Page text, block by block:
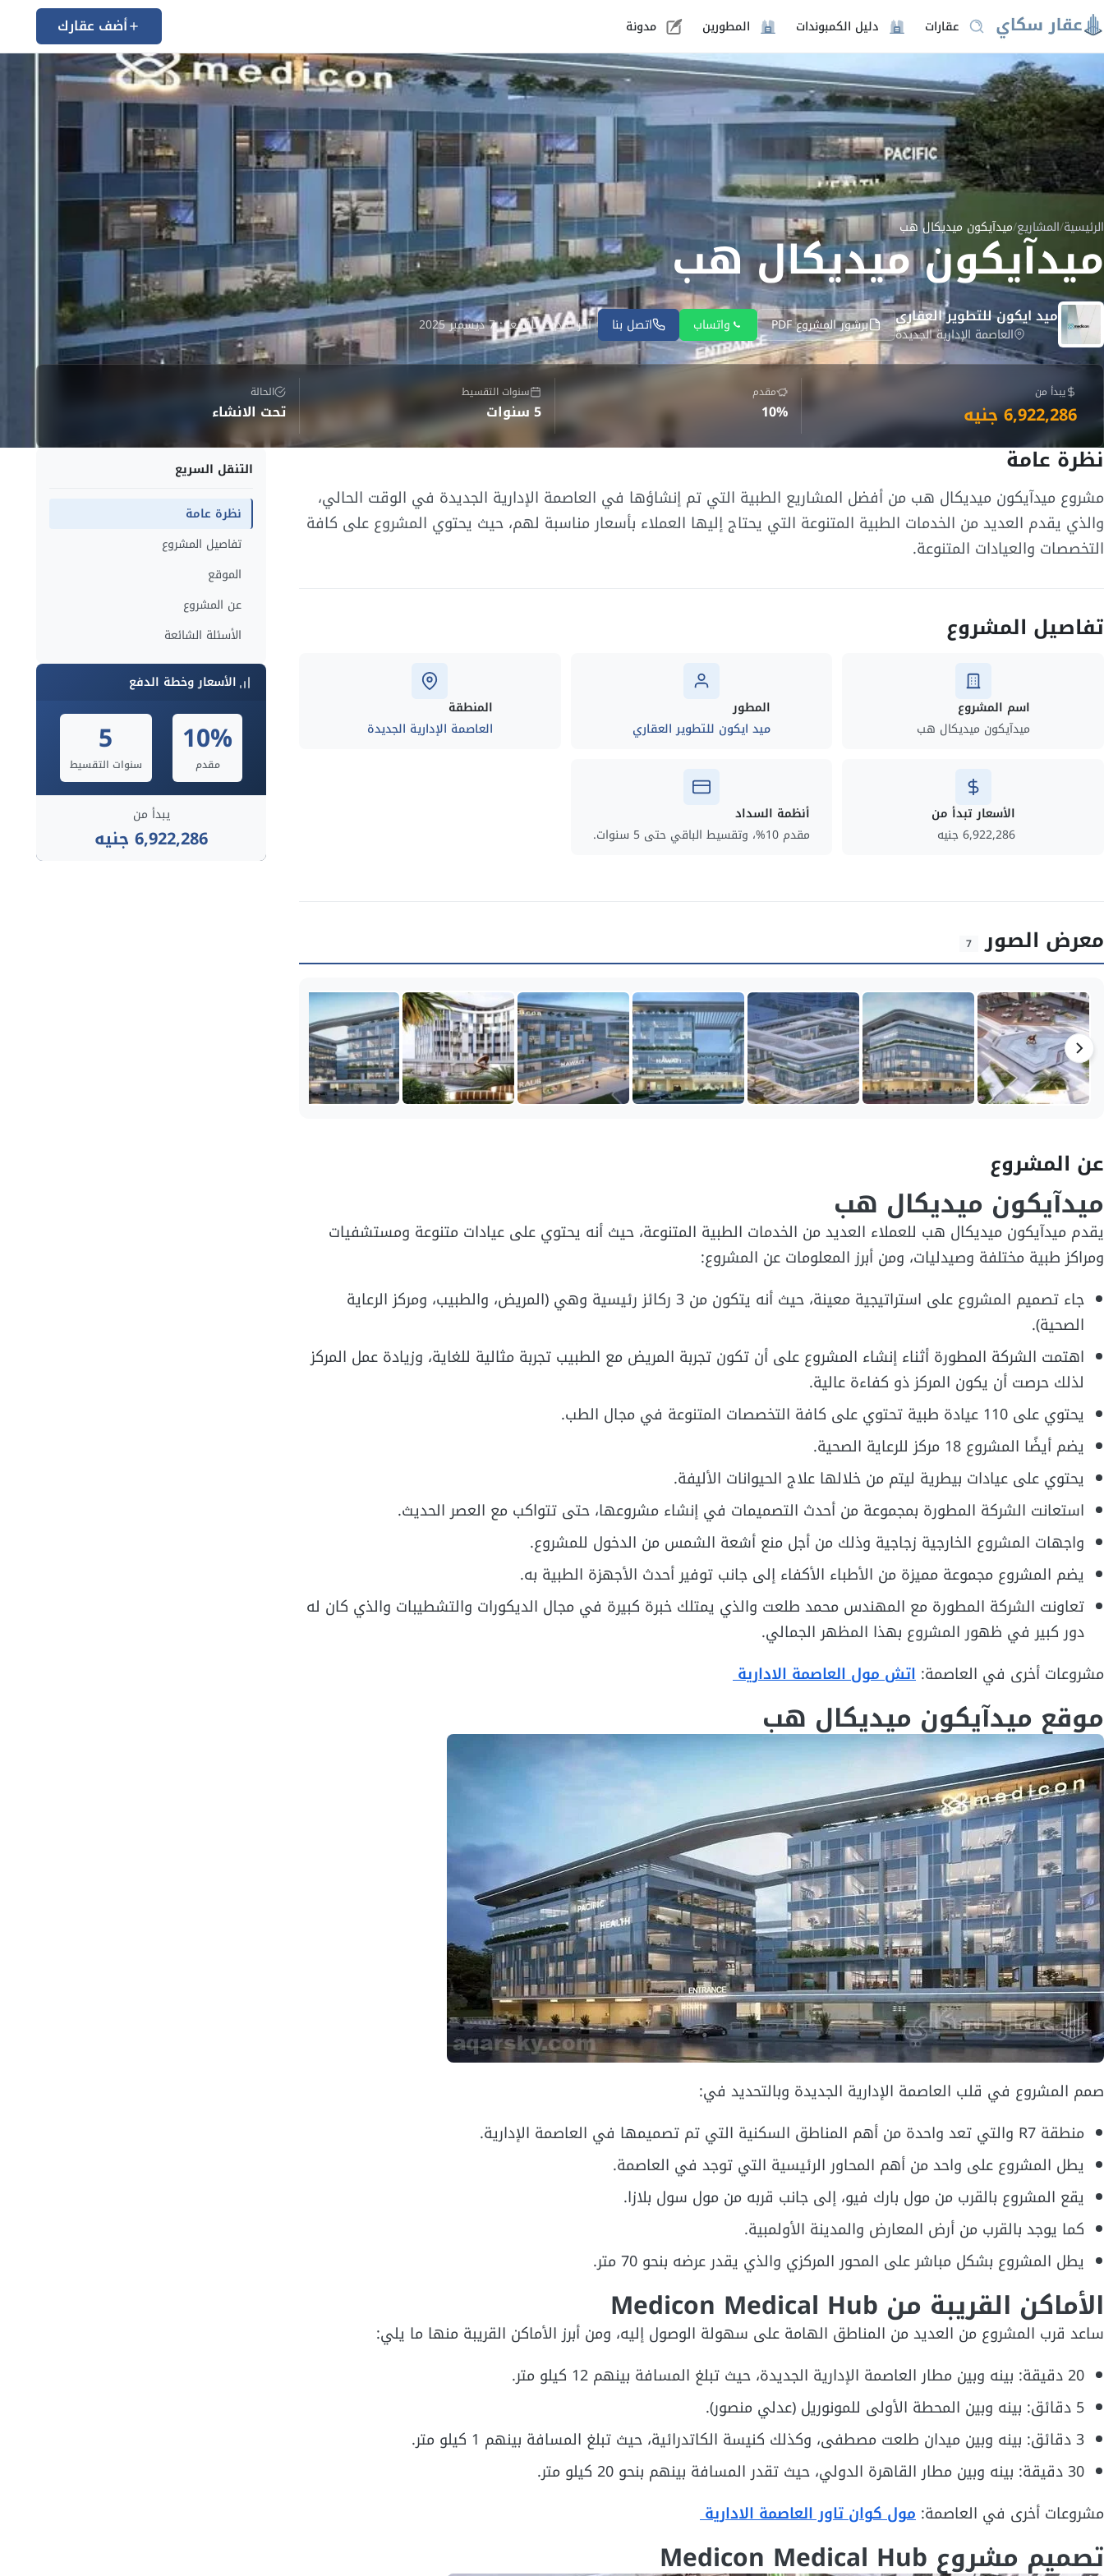
عقارات دليل الكمبوندات المطورين مدونة أضف عقارك
الرئيسية/المشاريع/ميدآيكون ميديكال هب
ميدآيكون ميديكال هب
برشور المشروع PDF واتساب اتصل بنا آخر تحديث للأسعار: 7 ديسمبر 2025 ميد ايكون للتطوير العقاري
العاصمة الإدارية الجديدة
يبدأ من
6,922,286 جنيه
مقدم
10%
سنوات التقسيط
5 سنوات
الحالة
تحت الانشاء
نظرة عامة
مشروع ميدآيكون ميديكال هب من أفضل المشاريع الطبية التي تم إنشاؤها في العاصمة الإدارية الجديدة في الوقت الحالي،
والذي يقدم العديد من الخدمات الطبية المتنوعة التي يحتاج إليها العملاء بأسعار مناسبة لهم، حيث يحتوي المشروع على كافة
التخصصات والعيادات المتنوعة.
تفاصيل المشروع
اسم المشروع
ميدآيكون ميديكال هب
المطور
ميد ايكون للتطوير العقاري
المنطقة
العاصمة الإدارية الجديدة
الأسعار تبدأ من
6,922,286 جنيه
أنظمة السداد
مقدم 10%، وتقسيط الباقي حتى 5 سنوات.
معرض الصور 7
عن المشروع
ميدآيكون ميديكال هب
يقدم ميدآيكون ميديكال هب للعملاء العديد من الخدمات الطبية المتنوعة، حيث أنه يحتوي على عيادات متنوعة ومستشفيات
ومراكز طبية مختلفة وصيدليات، ومن أبرز المعلومات عن المشروع:
جاء تصميم المشروع على استراتيجية معينة، حيث أنه يتكون من 3 ركائز رئيسية وهي (المريض، والطبيب، ومركز الرعاية
الصحية).
اهتمت الشركة المطورة أثناء إنشاء المشروع على أن تكون تجربة المريض مع الطبيب تجربة مثالية للغاية، وزيادة عمل المركز
لذلك حرصت أن يكون المركز ذو كفاءة عالية.
يحتوي على 110 عيادة طبية تحتوي على كافة التخصصات المتنوعة في مجال الطب.
يضم أيضًا المشروع 18 مركز للرعاية الصحية.
يحتوي على عيادات بيطرية ليتم من خلالها علاج الحيوانات الأليفة.
استعانت الشركة المطورة بمجموعة من أحدث التصميمات في إنشاء مشروعها، حتى تتواكب مع العصر الحديث.
واجهات المشروع الخارجية زجاجية وذلك من أجل منع أشعة الشمس من الدخول للمشروع.
يضم المشروع مجموعة مميزة من الأطباء الأكفاء إلى جانب توفير أحدث الأجهزة الطبية به.
تعاونت الشركة المطورة مع المهندس محمد طلعت والذي يمتلك خبرة كبيرة في مجال الديكورات والتشطيبات والذي كان له
دور كبير في ظهور المشروع بهذا المظهر الجمالي.
مشروعات أخرى في العاصمة: اتش مول العاصمة الادارية
موقع ميدآيكون ميديكال هب
صمم المشروع في قلب العاصمة الإدارية الجديدة وبالتحديد في:
منطقة R7 والتي تعد واحدة من أهم المناطق السكنية التي تم تصميمها في العاصمة الإدارية.
يطل المشروع على واحد من أهم المحاور الرئيسية التي توجد في العاصمة.
يقع المشروع بالقرب من مول بارك فيو، إلى جانب قربه من مول سول بلازا.
كما يوجد بالقرب من أرض المعارض والمدينة الأولمبية.
يطل المشروع بشكل مباشر على المحور المركزي والذي يقدر عرضه بنحو 70 متر.
الأماكن القريبة من Medicon Medical Hub
ساعد قرب المشروع من العديد من المناطق الهامة على سهولة الوصول إليه، ومن أبرز الأماكن القريبة منها ما يلي:
20 دقيقة: بينه وبين مطار العاصمة الإدارية الجديدة، حيث تبلغ المسافة بينهم 12 كيلو متر.
5 دقائق: بينه وبين المحطة الأولى للمونوريل (عدلي منصور).
3 دقائق: بينه وبين ميدان طلعت مصطفى، وكذلك كنيسة الكاتدرائية، حيث تبلغ المسافة بينهم 1 كيلو متر.
30 دقيقة: بينه وبين مطار القاهرة الدولي، حيث تقدر المسافة بينهم بنحو 20 كيلو متر.
مشروعات أخرى في العاصمة: مول كوان تاور العاصمة الادارية
تصميم مشروع Medicon Medical Hub
التنقل السريع
نظرة عامة
تفاصيل المشروع
الموقع
عن المشروع
الأسئلة الشائعة
الأسعار وخطة الدفع
10%
مقدم
5
سنوات التقسيط
يبدأ من
6,922,286 جنيه